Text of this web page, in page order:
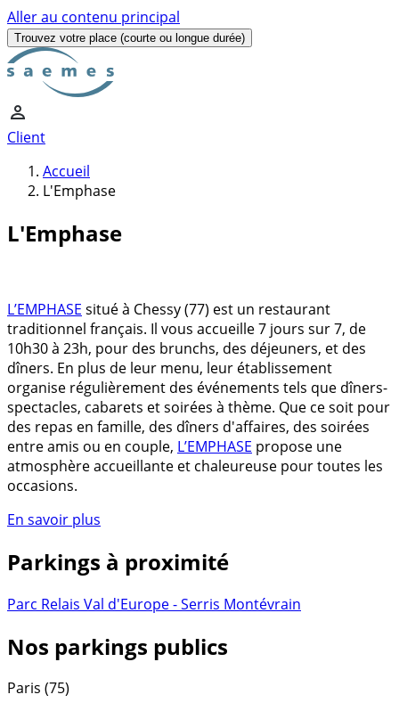
Aller au contenu principal
Trouvez votre place (courte ou longue durée)
Client
Accueil
L'Emphase
L'Emphase
L’EMPHASE situé à Chessy (77) est un restaurant
traditionnel français. Il vous accueille 7 jours sur 7, de
10h30 à 23h, pour des brunchs, des déjeuners, et des
dîners. En plus de leur menu, leur établissement
organise régulièrement des événements tels que dîners-
spectacles, cabarets et soirées à thème. Que ce soit pour
des repas en famille, des dîners d'affaires, des soirées
entre amis ou en couple, L’EMPHASE propose une
atmosphère accueillante et chaleureuse pour toutes les
occasions.
En savoir plus
Parkings à proximité
Parc Relais Val d'Europe - Serris Montévrain
Nos parkings publics
Paris (75)